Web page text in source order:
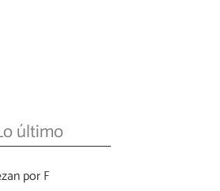
último
por F